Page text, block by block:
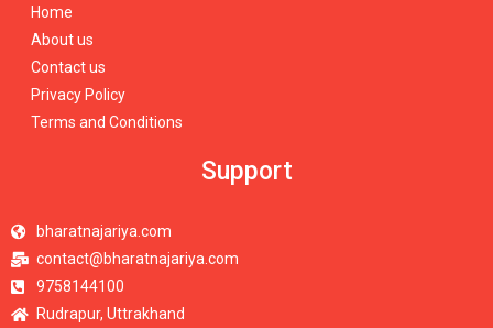
Home
About us
Contact us
Privacy Policy
Terms and Conditions
Support
bharatnajariya.com
contact@bharatnajariya.com
9758144100
Rudrapur, Uttrakhand